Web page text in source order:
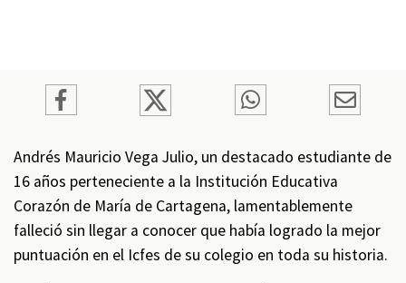
Andrés Mauricio Vega Julio, un destacado estudiante de
16 años perteneciente a la Institución Educativa
Corazón de María de Cartagena, lamentablemente
falleció sin llegar a conocer que había logrado la mejor
puntuación en el Icfes de su colegio en toda su historia.